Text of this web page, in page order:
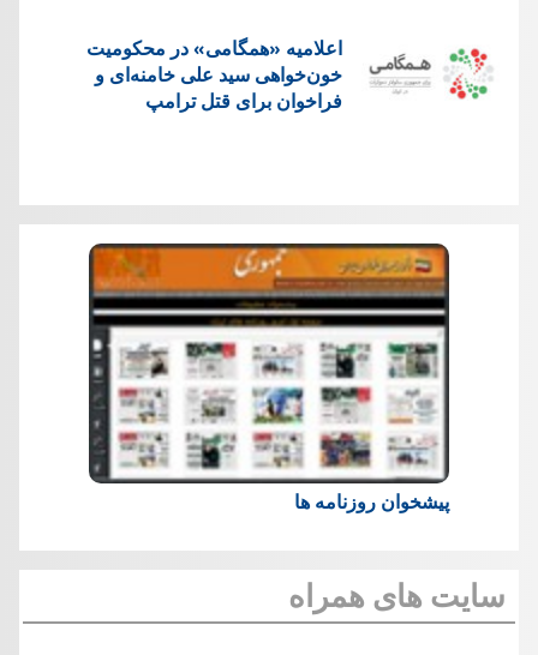
اعلامیه «همگامی» در محکومیت
خون‌خواهی سید علی خامنه‌ای و
فراخوان برای قتل ترامپ
پیشخوان روزنامه ها
سایت های همراه